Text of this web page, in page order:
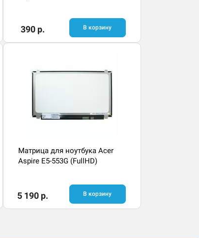
390 р. В корзину
Матрица для ноутбука Acer
Aspire E5-553G (FullHD)
5 190 р. В корзину